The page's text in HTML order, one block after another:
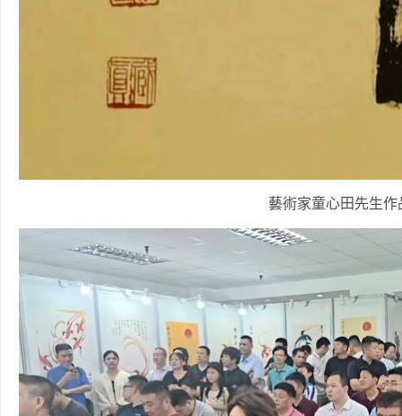
藝術家童心田先生作